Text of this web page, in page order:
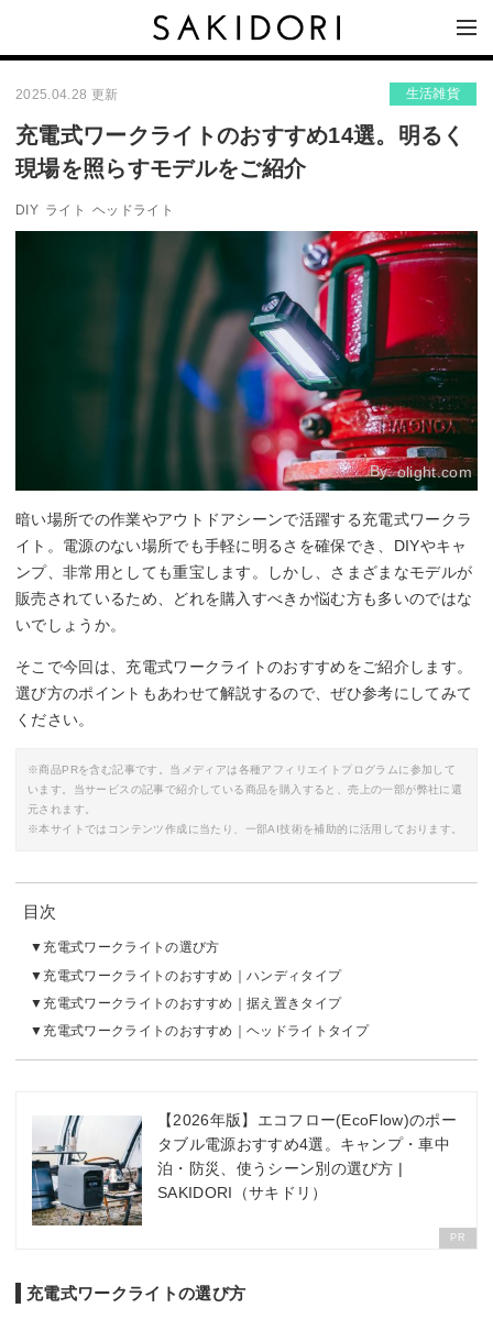
2025.04.28 更新 生活雑貨
充電式ワークライトのおすすめ14選。明るく
現場を照らすモデルをご紹介
DIY ライト ヘッドライト
By:olight.com
暗い場所での作業やアウトドアシーンで活躍する充電式ワークラ
イト。電源のない場所でも手軽に明るさを確保でき、DIYやキャ
ンプ、非常用としても重宝します。しかし、さまざまなモデルが
販売されているため、どれを購入すべきか悩む方も多いのではな
いでしょうか。
そこで今回は、充電式ワークライトのおすすめをご紹介します。
選び方のポイントもあわせて解説するので、ぜひ参考にしてみて
ください。
※商品PRを含む記事です。当メディアは各種アフィリエイトプログラムに参加して
います。当サービスの記事で紹介している商品を購入すると、売上の一部が弊社に還
元されます。
※本サイトではコンテンツ作成に当たり、一部AI技術を補助的に活用しております。
目次
充電式ワークライトの選び方
充電式ワークライトのおすすめ｜ハンディタイプ
充電式ワークライトのおすすめ｜据え置きタイプ
充電式ワークライトのおすすめ｜ヘッドライトタイプ
【2026年版】エコフロー(EcoFlow)のポー
タブル電源おすすめ4選。キャンプ・車中
泊・防災、使うシーン別の選び方 |
SAKIDORI（サキドリ）
PR
充電式ワークライトの選び方